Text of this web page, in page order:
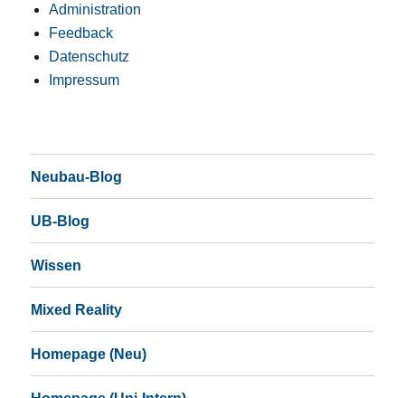
Administration
Feedback
Datenschutz
Impressum
Neubau-Blog
UB-Blog
Wissen
Mixed Reality
Homepage (Neu)